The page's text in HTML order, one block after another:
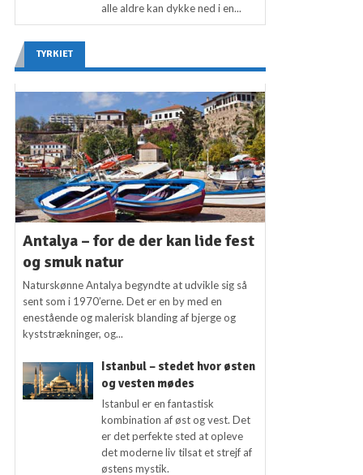
alle aldre kan dykke ned i en...
TYRKIET
Antalya – for de der kan lide fest
og smuk natur
Naturskønne Antalya begyndte at udvikle sig så
sent som i 1970’erne. Det er en by med en
enestående og malerisk blanding af bjerge og
kyststrækninger, og...
Istanbul – stedet hvor østen
og vesten mødes
Istanbul er en fantastisk
kombination af øst og vest. Det
er det perfekte sted at opleve
det moderne liv tilsat et strejf af
østens mystik.